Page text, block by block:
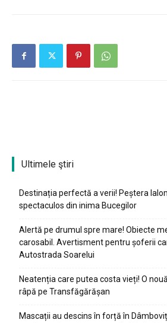
Ultimele ştiri
Destinația perfectă a verii! Peștera
spectaculos din inima Bucegilor
Alertă pe drumul spre mare! Obiecte
carosabil. Avertisment pentru șoferii
Autostrada Soarelui
Neatenția care putea costa vieți! O
râpă pe Transfăgărășan
Mascații au descins în forță în